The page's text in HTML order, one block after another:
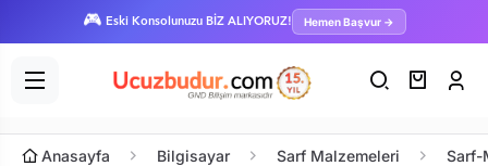
🎮 Eski Konsolunuzu BİZ ALIYORUZ! Hemen Başvur →
Anasayfa Bilgisayar Sarf Malzemeleri Sarf-